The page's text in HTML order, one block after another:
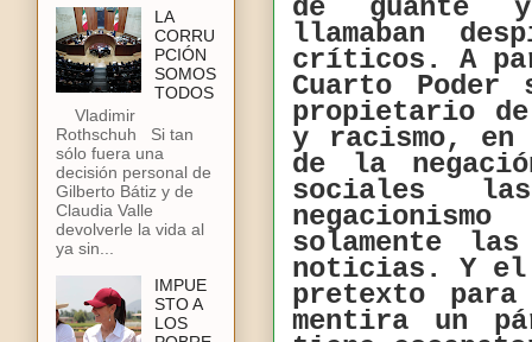
de guante
llamaban
críticos. A
Cuarto
propietario
y racismo,
de la
sociales
solamente
noticias. Y el
pretexto
mentira un
LA
CORRU
PCIÓN
SOMOS
TODOS
Vladimir
Rothschuh Si tan
sólo fuera una
decisión personal de
Gilberto Bátiz y de
Claudia Valle
devolverle la vida al
ya sin...
IMPUE
STO A
LOS